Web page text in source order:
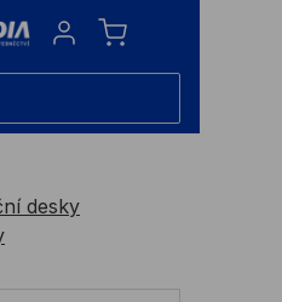
Sign in
desky